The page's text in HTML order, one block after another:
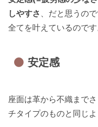
しやすさ 、だと思うの
全てを叶えているのです
安定感
座面は革から不織まで
チタイプのものと同じよ